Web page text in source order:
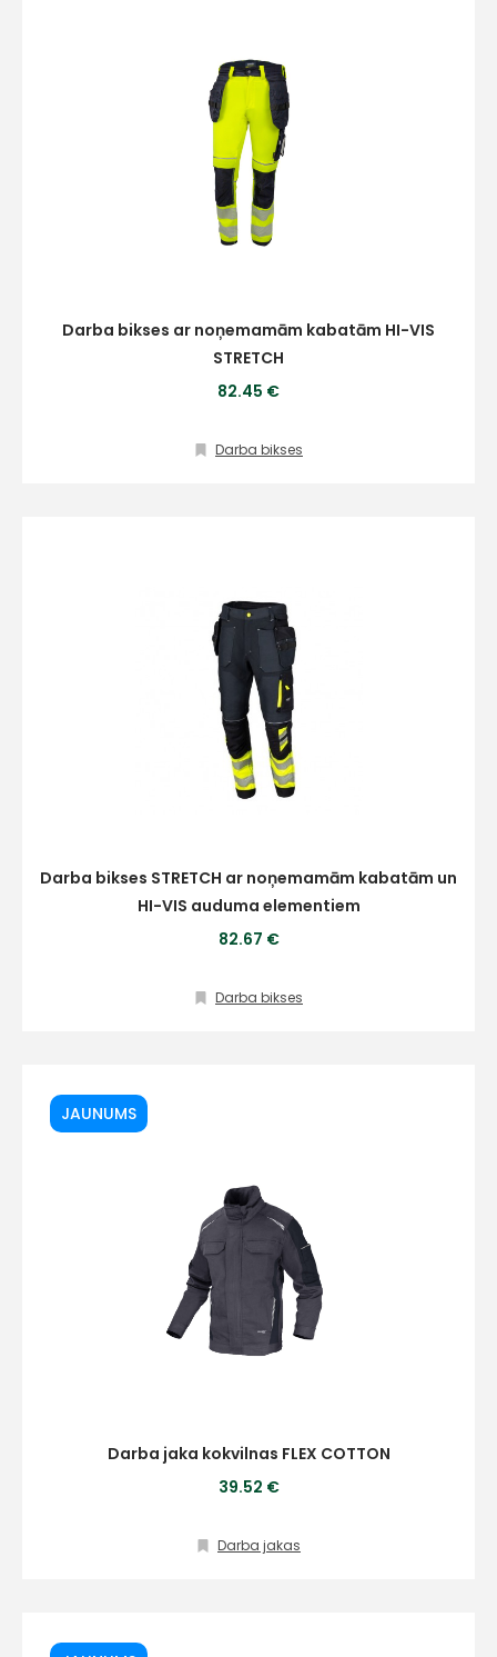
Darba bikses ar noņemamām kabatām HI-VIS
STRETCH
82.45 €
Darba bikses
Darba bikses STRETCH ar noņemamām kabatām un
HI-VIS auduma elementiem
82.67 €
Darba bikses
JAUNUMS
Darba jaka kokvilnas FLEX COTTON
39.52 €
Darba jakas